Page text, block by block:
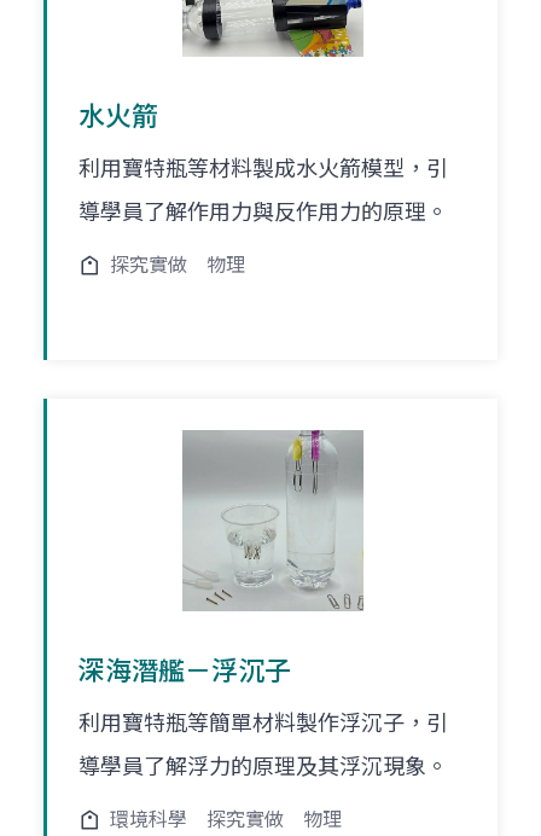
水火箭
利用寶特瓶等材料製成水火箭模型，引
導學員了解作用力與反作用力的原理。
探究實做 物理
深海潛艦－浮沉子
利用寶特瓶等簡單材料製作浮沉子，引
導學員了解浮力的原理及其浮沉現象。
環境科學 探究實做 物理